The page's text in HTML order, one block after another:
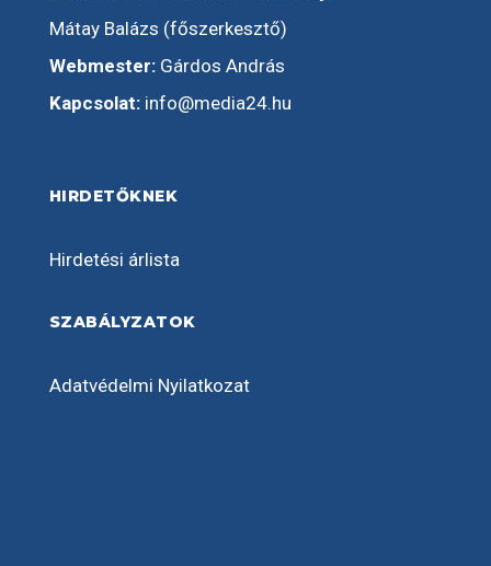
Mátay Balázs (főszerkesztő)
Webmester:Gárdos András
Kapcsolat: info@media24.hu
HIRDETŐKNEK
Hirdetési árlista
SZABÁLYZATOK
Adatvédelmi Nyilatkozat